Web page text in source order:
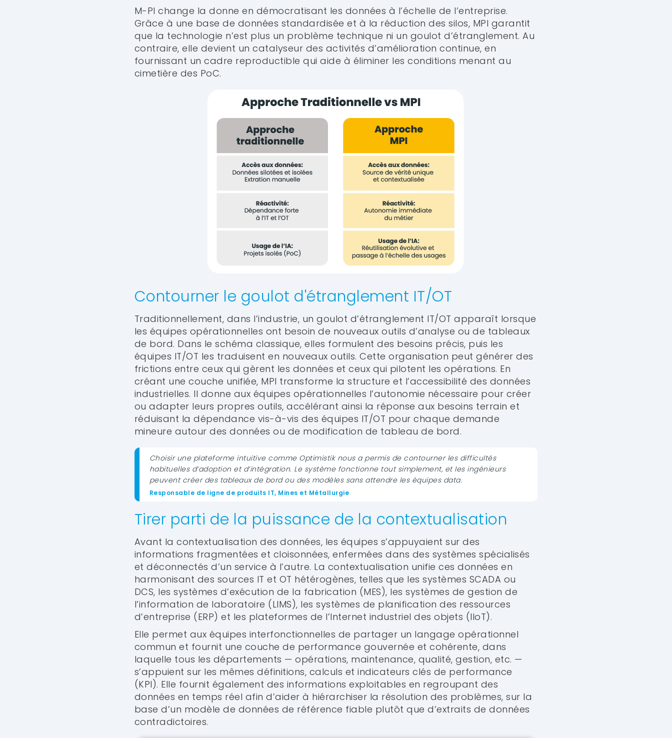
M-PI change la donne en démocratisant les données à l’échelle de l’entreprise.
Grâce à une base de données standardisée et à la réduction des silos, MPI garantit
que la technologie n’est plus un problème technique ni un goulot d’étranglement. Au
contraire, elle devient un catalyseur des activités d’amélioration continue, en
fournissant un cadre reproductible qui aide à éliminer les conditions menant au
cimetière des PoC.
Contourner le goulot d'étranglement IT/OT
Traditionnellement, dans l’industrie, un goulot d’étranglement IT/OT apparaît lorsque
les équipes opérationnelles ont besoin de nouveaux outils d’analyse ou de tableaux
de bord. Dans le schéma classique, elles formulent des besoins précis, puis les
équipes IT/OT les traduisent en nouveaux outils. Cette organisation peut générer des
frictions entre ceux qui gèrent les données et ceux qui pilotent les opérations. En
créant une couche unifiée, MPI transforme la structure et l’accessibilité des données
industrielles. Il donne aux équipes opérationnelles l’autonomie nécessaire pour créer
ou adapter leurs propres outils, accélérant ainsi la réponse aux besoins terrain et
réduisant la dépendance vis-à-vis des équipes IT/OT pour chaque demande
mineure autour des données ou de modification de tableau de bord.
Choisir une plateforme intuitive comme Optimistik nous a permis de contourner les difficultés
habituelles d’adoption et d’intégration. Le système fonctionne tout simplement, et les ingénieurs
peuvent créer des tableaux de bord ou des modèles sans attendre les équipes data.
Responsable de ligne de produits IT, Mines et Métallurgie
Tirer parti de la puissance de la contextualisation
Avant la contextualisation des données, les équipes s’appuyaient sur des
informations fragmentées et cloisonnées, enfermées dans des systèmes spécialisés
et déconnectés d’un service à l’autre. La contextualisation unifie ces données en
harmonisant des sources IT et OT hétérogènes, telles que les systèmes SCADA ou
DCS, les systèmes d’exécution de la fabrication (MES), les systèmes de gestion de
l’information de laboratoire (LIMS), les systèmes de planification des ressources
d’entreprise (ERP) et les plateformes de l’Internet industriel des objets (IIoT).
Elle permet aux équipes interfonctionnelles de partager un langage opérationnel
commun et fournit une couche de performance gouvernée et cohérente, dans
laquelle tous les départements — opérations, maintenance, qualité, gestion, etc. —
s’appuient sur les mêmes définitions, calculs et indicateurs clés de performance
(KPI). Elle fournit également des informations exploitables en regroupant des
données en temps réel afin d’aider à hiérarchiser la résolution des problèmes, sur la
base d’un modèle de données de référence fiable plutôt que d’extraits de données
contradictoires.